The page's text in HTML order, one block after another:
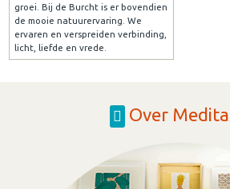
groei. Bij de Burcht is er bovendien
de mooie natuurervaring. We
ervaren en verspreiden verbinding,
licht, liefde en vrede.
Over